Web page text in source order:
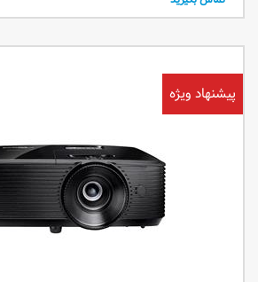
پیشنهاد ویژه